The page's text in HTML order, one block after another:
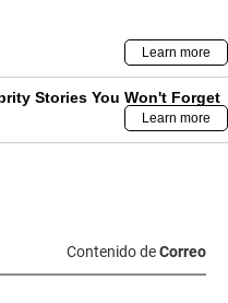
Contenido deCorreo